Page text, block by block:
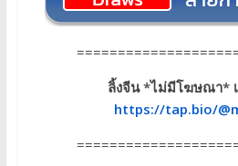
ลิ้งจีน *ไม่มีโฆษณา*
https://tap.bio/